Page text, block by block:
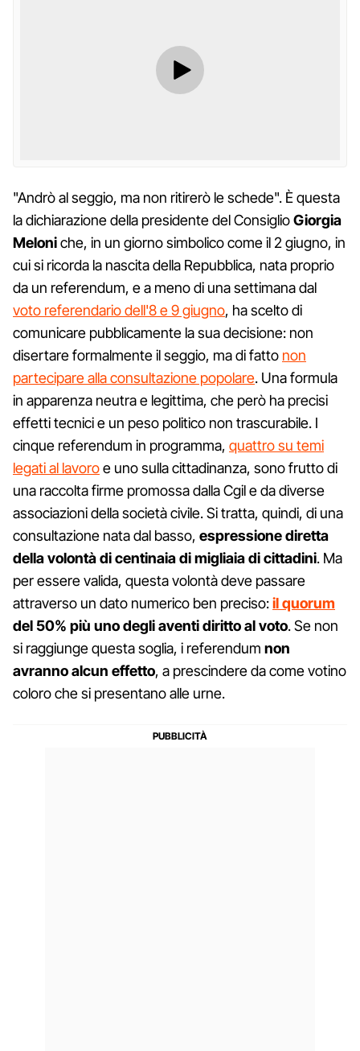
"Andrò al seggio, ma non ritirerò le schede". È questa
la dichiarazione della presidente del ConsiglioGiorgia
Meloniche, in un giorno simbolico come il 2 giugno, in
cui si ricorda la nascita della Repubblica, nata proprio
da un referendum, e a meno di una settimana dal
voto referendario dell'8 e 9 giugno, ha scelto di
comunicare pubblicamente la sua decisione: non
disertare formalmente il seggio, ma di fatto non
partecipare alla consultazione popolare. Una formula
in apparenza neutra e legittima, che però ha precisi
effetti tecnici e un peso politico non trascurabile. I
cinque referendum in programma, quattro su temi
legati al lavoroe uno sulla cittadinanza, sono frutto di
una raccolta firme promossa dalla Cgil e da diverse
associazioni della società civile. Si tratta, quindi, di una
consultazione nata dal basso, espressione diretta
della volontà di centinaia di migliaia di cittadini. Ma
per essere valida, questa volontà deve passare
attraverso un dato numerico ben preciso:il quorum
del 50% più uno degli aventi diritto al voto. Se non
si raggiunge questa soglia, i referendum non
avranno alcun effetto, a prescindere da come votino
coloro che si presentano alle urne.